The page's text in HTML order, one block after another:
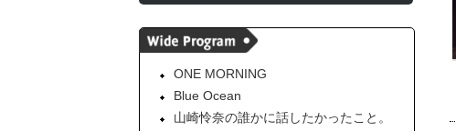
ONE MORNING
Blue Ocean
山崎怜奈の誰かに話したかったこと。